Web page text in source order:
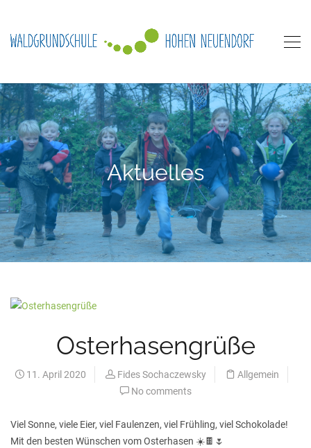
Aktuelles
Osterhasengrüße
11. April 2020 Fides Sochaczewsky
Allgemein
No comments
Viel Sonne, viele Eier, viel Faulenzen, viel Frühling, viel Schokolade!
Mit den besten Wünschen vom Osterhasen ☀️🍫 🌷